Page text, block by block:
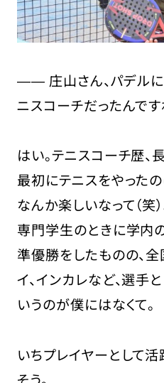
―― 庄山さん、パデル
ニスコーチだったんです
はい。テニスコーチ歴、
最初にテニスをやった
なんか楽しいなって（笑）
専門学生のときに学内
準優勝をしたものの、全
イ、インカレなど、選手
いうのが僕にはなくて。
いちプレイヤーとして